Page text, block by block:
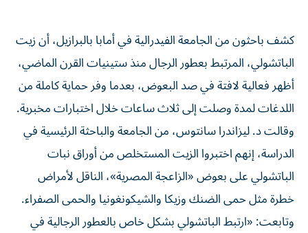
كشف باحثون من الجامعة الفيدرالية في أمابا بالبرازيل، أن زيت
الباتشولي، المرتبط بعطور الرجال منذ ستينيات القرن الماضي،
أظهر فعالية لافتة في صد البعوض، بعدما وفر حماية كاملة من
اللدغات لمدة وصلت إلى ثلاث ساعات خلال اختبارات مخبرية.
وقالت د. ليزاندرا سانتوس، من الجامعة والباحثة الرئيسية في
الدراسة، إنهم اختبروا الزيت المستخلص من أوراق نبات
الباتشولي على بعوض «الزاعجة المصرية»، الناقل لأمراض
خطرة مثل حمى الضنك وزيكا والشيكونغونيا والحمى الصفراء.
وتابعت: «ارتبط الباتشولي بشكل خاص بالعطور الرجالية في